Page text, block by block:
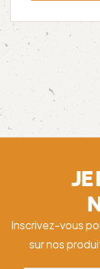
JE
Inscrivez-vous
sur nos